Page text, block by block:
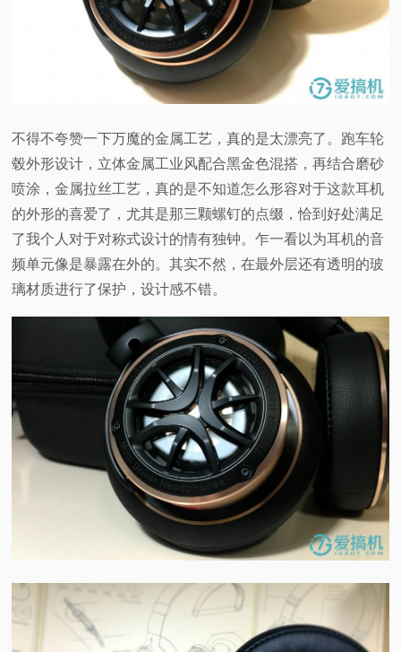
不得不夸赞一下万魔的金属工艺，真的是太漂亮了。跑车轮
毂外形设计，立体金属工业风配合黑金色混搭，再结合磨砂
喷涂，金属拉丝工艺，真的是不知道怎么形容对于这款耳机
的外形的喜爱了，尤其是那三颗螺钉的点缀，恰到好处满足
了我个人对于对称式设计的情有独钟。乍一看以为耳机的音
频单元像是暴露在外的。其实不然，在最外层还有透明的玻
璃材质进行了保护，设计感不错。